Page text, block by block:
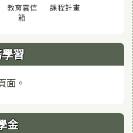
教育雲信
箱
課程計畫(另開視窗)
習
面。
金